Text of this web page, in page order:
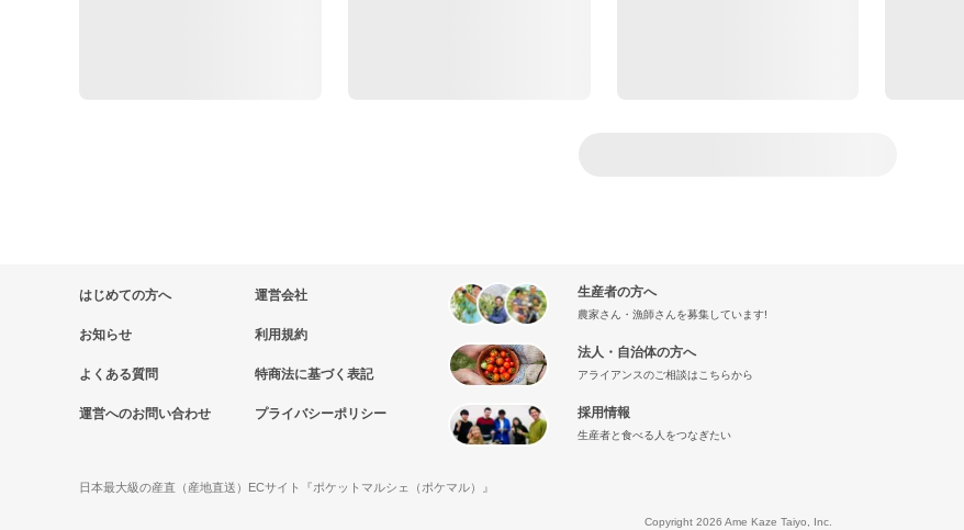
はじめての方へ
お知らせ
よくある質問
運営へのお問い合わせ
運営会社
利用規約
特商法に基づく表記
プライバシーポリシー
生産者の方へ
農家さん・漁師さんを募集しています!
法人・自治体の方へ
アライアンスのご相談はこちらから
採用情報
生産者と食べる人をつなぎたい
日本最大級の産直（産地直送）ECサイト『ポケットマルシェ（ポケマル）』
Copyright 2026 Ame Kaze Taiyo, Inc.